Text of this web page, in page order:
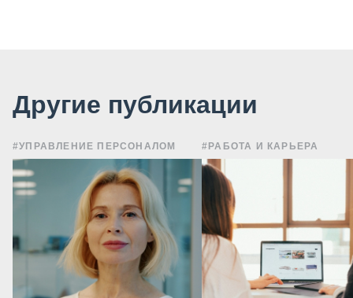
Другие публикации
#УПРАВЛЕНИЕ ПЕРСОНАЛОМ #РАБОТА И КАРЬЕРА